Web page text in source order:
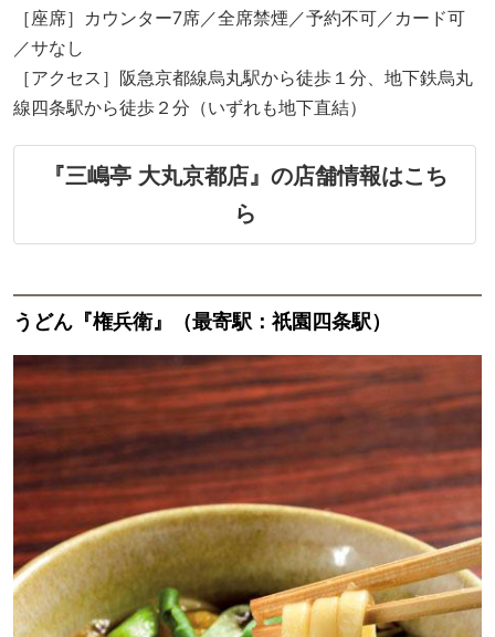
［座席］カウンター7席／全席禁煙／予約不可／カード可
／サなし
［アクセス］阪急京都線烏丸駅から徒歩１分、地下鉄烏丸
線四条駅から徒歩２分（いずれも地下直結）
『三嶋亭 大丸京都店』の店舗情報はこち
ら
うどん『権兵衛』（最寄駅：祇園四条駅）